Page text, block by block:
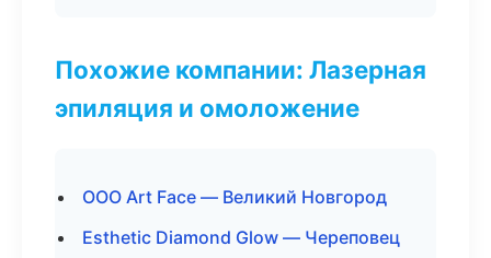
Похожие компании: Лазерная
эпиляция и омоложение
ООО Art Face — Великий Новгород
Esthetic Diamond Glow — Череповец